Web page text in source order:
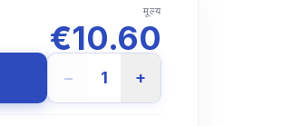
मूल्य
€10.60
− 1 +